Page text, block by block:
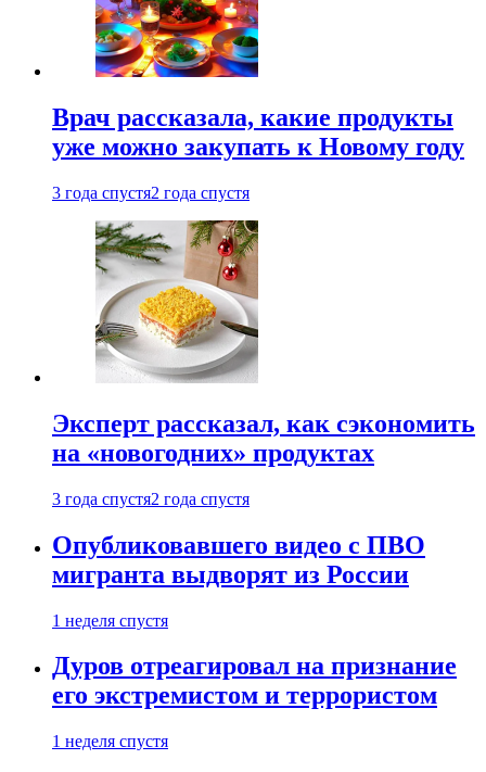
Врач рассказала, какие продукты
уже можно закупать к Новому году
3 года спустя2 года спустя
Эксперт рассказал, как сэкономить
на «новогодних» продуктах
3 года спустя2 года спустя
Опубликовавшего видео с ПВО
мигранта выдворят из России
1 неделя спустя
Дуров отреагировал на признание
его экстремистом и террористом
1 неделя спустя